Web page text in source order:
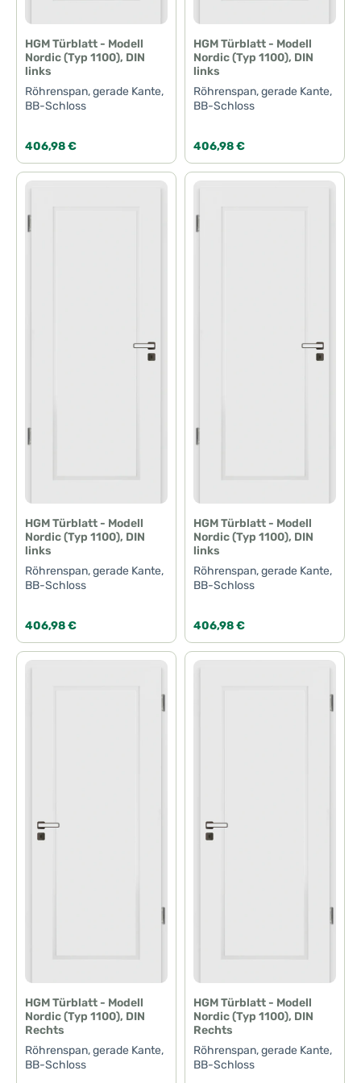
HGM Türblatt - Modell
Nordic (Typ 1100), DIN
links
Röhrenspan, gerade Kante,
BB-Schloss
Regulärer Preis:
406,98 €
HGM Türblatt - Modell
Nordic (Typ 1100), DIN
links
Röhrenspan, gerade Kante,
BB-Schloss
Regulärer Preis:
406,98 €
HGM Türblatt - Modell
Nordic (Typ 1100), DIN
links
Röhrenspan, gerade Kante,
BB-Schloss
Regulärer Preis:
406,98 €
HGM Türblatt - Modell
Nordic (Typ 1100), DIN
links
Röhrenspan, gerade Kante,
BB-Schloss
Regulärer Preis:
406,98 €
HGM Türblatt - Modell
Nordic (Typ 1100), DIN
Rechts
Röhrenspan, gerade Kante,
BB-Schloss
HGM Türblatt - Modell
Nordic (Typ 1100), DIN
Rechts
Röhrenspan, gerade Kante,
BB-Schloss